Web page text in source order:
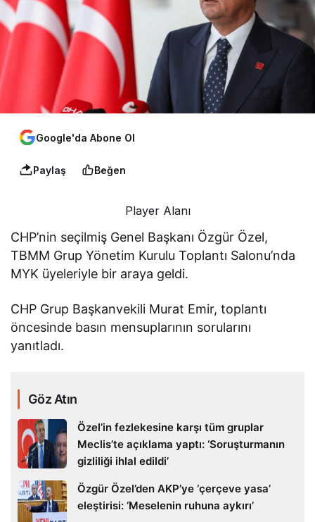
Google'da Abone Ol
Paylaş Beğen
Player Alanı
CHP’nin seçilmiş Genel Başkanı Özgür Özel,
TBMM Grup Yönetim Kurulu Toplantı Salonu’nda
MYK üyeleriyle bir araya geldi.
CHP Grup Başkanvekili Murat Emir, toplantı
öncesinde basın mensuplarının sorularını
yanıtladı.
Göz Atın
Özel’in fezlekesine karşı tüm gruplar
Meclis’te açıklama yaptı: ‘Soruşturmanın
gizliliği ihlal edildi’
Özgür Özel’den AKP’ye ‘çerçeve yasa’
eleştirisi: ‘Meselenin ruhuna aykırı’